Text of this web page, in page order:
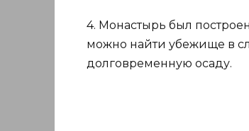
4. Монастырь был
можно найти убежище в
долговременную осаду.